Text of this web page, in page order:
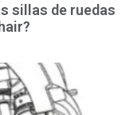
sillas de ruedas